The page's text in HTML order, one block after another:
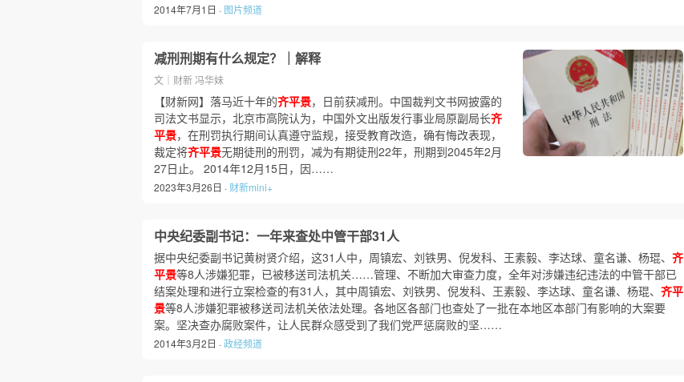
2014年7月1日 · 图片频道
减刑刑期有什么规定？｜解释
文｜财新 冯华妹
【财新网】落马近十年的齐平景，日前获减刑。中国裁判文书网披露的
司法文书显示，北京市高院认为，中国外文出版发行事业局原副局长齐
平景，在刑罚执行期间认真遵守监规，接受教育改造，确有悔改表现，
裁定将齐平景无期徒刑的刑罚，减为有期徒刑22年，刑期到2045年2月
27日止。 2014年12月15日，因……
2023年3月26日 · 财新mini+
中央纪委副书记：一年来查处中管干部31人
据中央纪委副书记黄树贤介绍，这31人中，周镇宏、刘铁男、倪发科、王素毅、李达球、童名谦、杨琨、 齐
平景等8人涉嫌犯罪，已被移送司法机关……管理、不断加大审查力度，全年对涉嫌违纪违法的中管干部已
结案处理和进行立案检查的有31人，其中周镇宏、刘铁男、倪发科、王素毅、李达球、童名谦、杨琨、 齐平
景等8人涉嫌犯罪被移送司法机关依法处理。各地区各部门也查处了一批在本地区本部门有影响的大案要
案。坚决查办腐败案件，让人民群众感受到了我们党严惩腐败的坚……
2014年3月2日 ·政经频道